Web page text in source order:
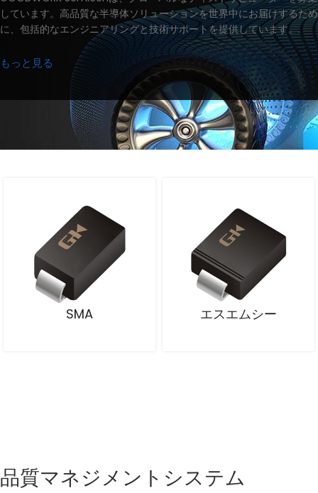
しています。高品質な半導体ソリューションを世界中にお届けするため
に、包括的なエンジニアリングと技術サポートを提供しています。.
もっと見る
SMA エスエムシー
品質マネジメントシステム